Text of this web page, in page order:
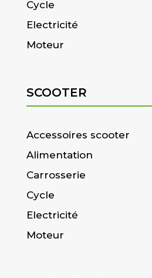
Cycle
Electricité
Moteur
SCOOTER
Accessoires scooter
Alimentation
Carrosserie
Cycle
Electricité
Moteur